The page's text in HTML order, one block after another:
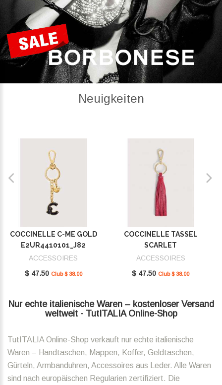
Neuigkeiten
COCCINELLE C-ME GOLD
E2UR4410101_J82
ACCESSOIRES
$ 47.50 Club $ 38.00
COCCINELLE TASSEL
SCARLET
E2MU0410101_R02
ACCESSOIRES
$ 47.50 Club $ 38.00
Nur echte italienische Waren – kostenloser Versand
weltweit - TutITALIA Online-Shop
TutITALIA Online-Shop verkauft nur echte italienische
Waren – Handtaschen, Mappen, Koffer, Geldtaschen,
Gürteln, Armbanduhren, Accessoires aus Leder. Alle Waren
sind nach europäischen Regularien zertifiziert. Die